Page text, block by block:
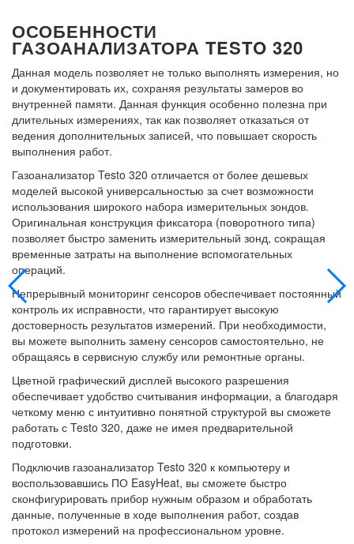
ОСОБЕННОСТИ
ГАЗОАНАЛИЗАТОРА TESTO 320
Данная модель позволяет не только выполнять измерения, но
и документировать их, сохраняя результаты замеров во
внутренней памяти. Данная функция особенно полезна при
длительных измерениях, так как позволяет отказаться от
ведения дополнительных записей, что повышает скорость
выполнения работ.
Газоанализатор Testo 320 отличается от более дешевых
моделей высокой универсальностью за счет возможности
использования широкого набора измерительных зондов.
Оригинальная конструкция фиксатора (поворотного типа)
позволяет быстро заменить измерительный зонд, сокращая
временные затраты на выполнение вспомогательных
операций.
Непрерывный мониторинг сенсоров обеспечивает постоянный
контроль их исправности, что гарантирует высокую
достоверность результатов измерений. При необходимости,
вы можете выполнить замену сенсоров самостоятельно, не
обращаясь в сервисную службу или ремонтные органы.
Цветной графический дисплей высокого разрешения
обеспечивает удобство считывания информации, а благодаря
четкому меню с интуитивно понятной структурой вы сможете
работать с Testo 320, даже не имея предварительной
подготовки.
Подключив газоанализатор Testo 320 к компьютеру и
воспользовавшись ПО EasyHeat, вы сможете быстро
сконфигурировать прибор нужным образом и обработать
данные, полученные в ходе выполнения работ, создав
протокол измерений на профессиональном уровне.